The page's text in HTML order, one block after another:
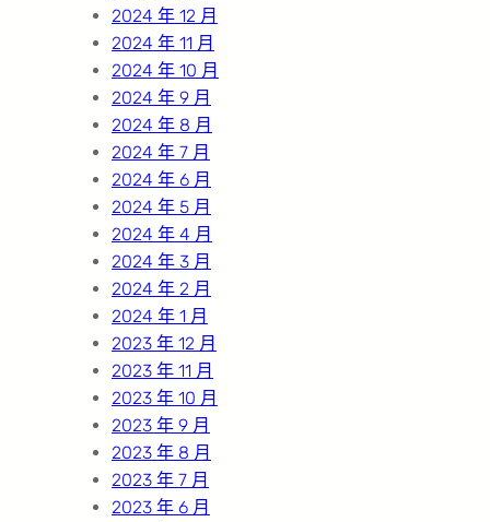
2024 年 12 月
2024 年 11 月
2024 年 10 月
2024 年 9 月
2024 年 8 月
2024 年 7 月
2024 年 6 月
2024 年 5 月
2024 年 4 月
2024 年 3 月
2024 年 2 月
2024 年 1 月
2023 年 12 月
2023 年 11 月
2023 年 10 月
2023 年 9 月
2023 年 8 月
2023 年 7 月
2023 年 6 月